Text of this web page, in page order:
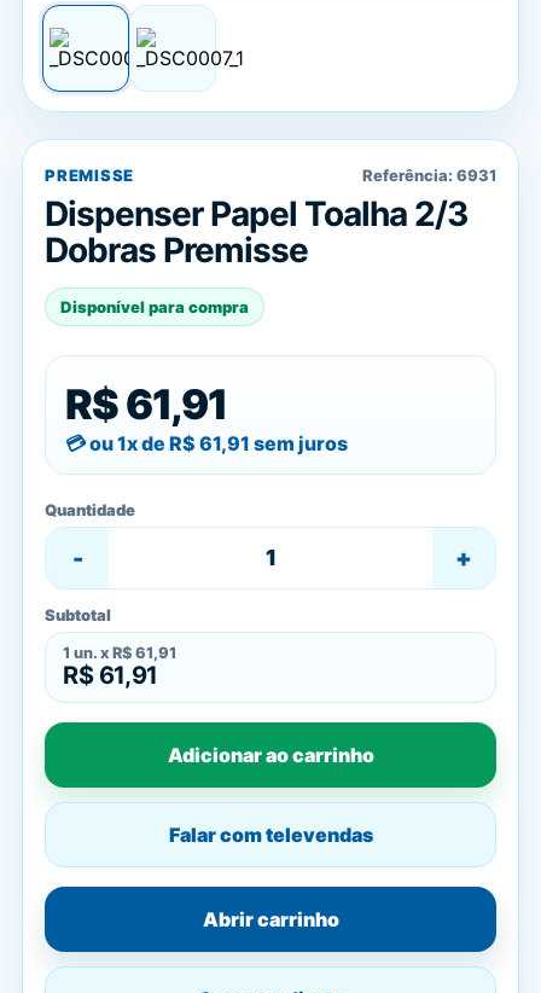
PREMISSE Referência: 6931
Dispenser Papel Toalha 2/3
Dobras Premisse
Disponível para compra
R$ 61,91
ou 1x de R$ 61,91 sem juros
Quantidade
- +
Subtotal
1 un. x R$ 61,91
R$ 61,91
Adicionar ao carrinho
Falar com televendas
Abrir carrinho